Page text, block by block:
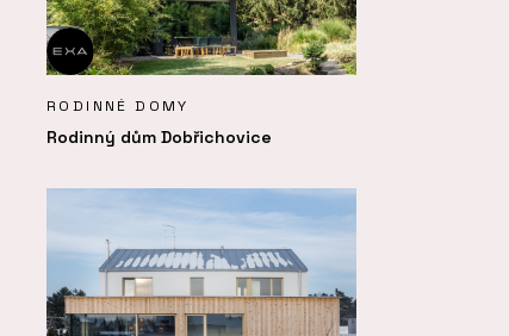
RODINNÉ DOMY
Rodinný dům Dobřichovice